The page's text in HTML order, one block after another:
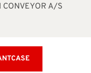
CONVEYOR A/S